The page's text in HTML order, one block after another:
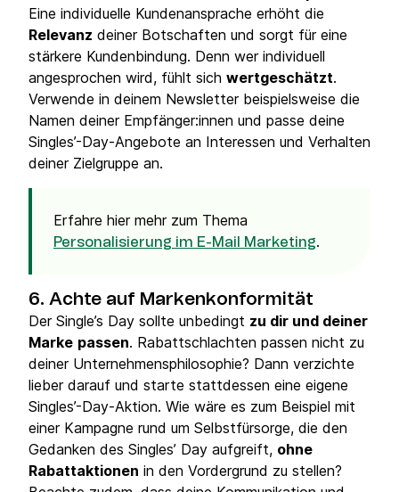
Eine individuelle Kundenansprache erhöht die
Relevanz deiner Botschaften und sorgt für eine
stärkere Kundenbindung. Denn wer individuell
angesprochen wird, fühlt sich wertgeschätzt.
Verwende in deinem Newsletter beispielsweise die
Namen deiner Empfänger:innen und passe deine
Singles’-Day-Angebote an Interessen und Verhalten
deiner Zielgruppe an.
Erfahre hier mehr zum Thema
Personalisierung im E-Mail Marketing.
6. Achte auf Markenkonformität
Der Single’s Day sollte unbedingt zu dir und deiner
Marke passen. Rabattschlachten passen nicht zu
deiner Unternehmensphilosophie? Dann verzichte
lieber darauf und starte stattdessen eine eigene
Singles’-Day-Aktion. Wie wäre es zum Beispiel mit
einer Kampagne rund um Selbstfürsorge, die den
Gedanken des Singles’ Day aufgreift, ohne
Rabattaktionen in den Vordergrund zu stellen?